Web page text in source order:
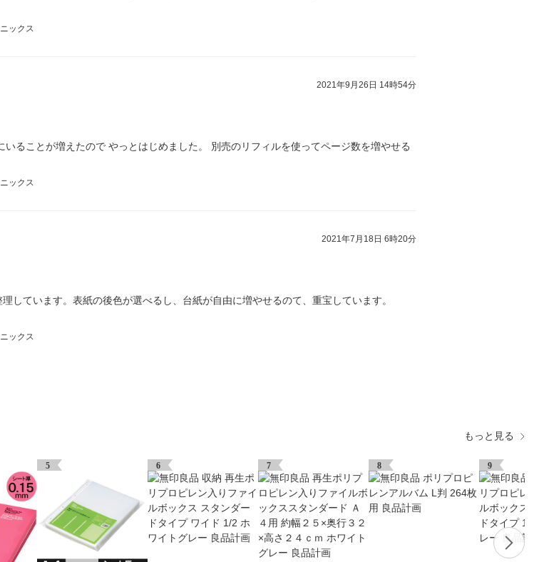
ックス
2021年9月26日 14時54分
ることが増えたので やっとはじめました。 別売のリフィルを使ってページ数を増やせる
ックス
2021年7月18日 6時20分
しています。表紙の後色が選べるし、台紙が自由に増やせるのて、重宝しています。
ックス
もっと見る
5 6 7 8 9